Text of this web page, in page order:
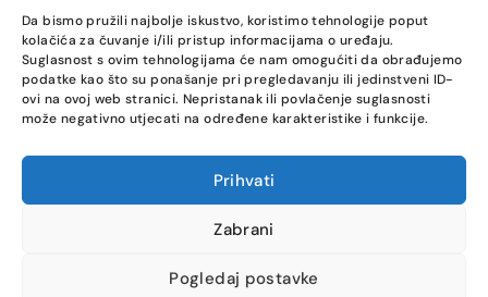
Da bismo pružili najbolje iskustvo, koristimo tehnologije poput
kolačića za čuvanje i/ili pristup informacijama o uređaju.
Suglasnost s ovim tehnologijama će nam omogućiti da obrađujemo
podatke kao što su ponašanje pri pregledavanju ili jedinstveni ID-
ovi na ovoj web stranici. Nepristanak ili povlačenje suglasnosti
može negativno utjecati na određene karakteristike i funkcije.
Prihvati
Zabrani
Pogledaj postavke
© Alpha servis. All Rights Reserved.
COMPARE (0)